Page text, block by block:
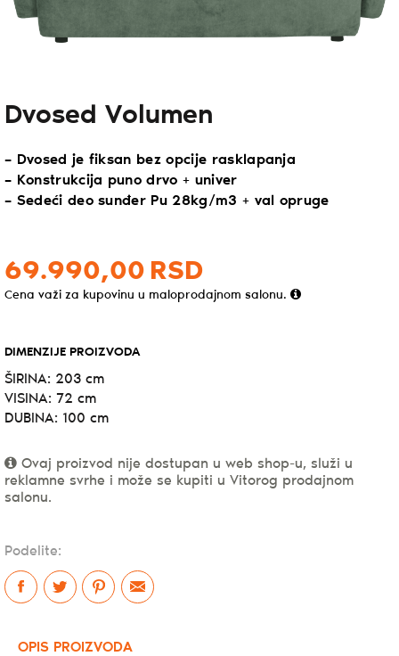
Dvosed Volumen
– Dvosed je fiksan bez opcije rasklapanja
– Konstrukcija puno drvo + univer
– Sedeći deo sunđer Pu 28kg/m3 + val opruge
69.990,00 RSD
Cena važi za kupovinu u maloprodajnom salonu.
DIMENZIJE PROIZVODA
ŠIRINA: 203 cm
VISINA: 72 cm
DUBINA: 100 cm
Ovaj proizvod nije dostupan u web shop-u, služi u
reklamne svrhe i može se kupiti u Vitorog prodajnom
salonu.
Podelite:
OPIS PROIZVODA